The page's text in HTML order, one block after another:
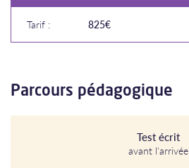
Tarif : 825€
Parcours pédagogique
Test écrit
avant l'arrivée